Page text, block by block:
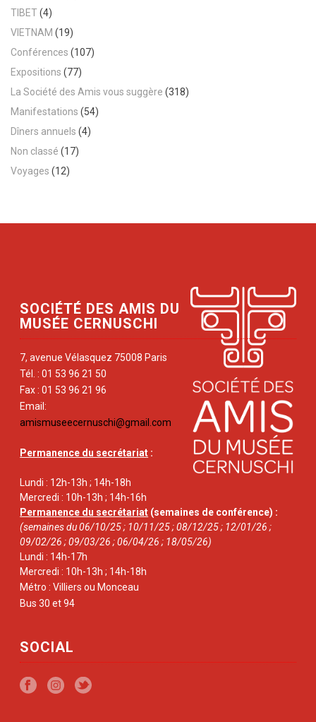
TIBET(4)
VIETNAM (19)
Conférences (107)
Expositions (77)
La Société des Amis vous suggère (318)
Manifestations (54)
Dîners annuels (4)
Non classé (17)
Voyages (12)
SOCIÉTÉ DES AMIS DU
MUSÉE CERNUSCHI
7, avenue Vélasquez 75008 Paris
Tél. : 01 53 96 21 50
Fax : 01 53 96 21 96
Email:
amismuseecernuschi@gmail.com
Permanence du secrétariat :
Lundi : 12h-13h ; 14h-18h
Mercredi : 10h-13h ; 14h-16h
Permanence du secrétariat (semaines de conférence) :
(semaines du 06/10/25 ; 10/11/25 ; 08/12/25 ; 12/01/26 ;
09/02/26 ; 09/03/26 ; 06/04/26 ; 18/05/26)
Lundi : 14h-17h
Mercredi : 10h-13h ; 14h-18h
Métro : Villiers ou Monceau
Bus 30 et 94
SOCIAL